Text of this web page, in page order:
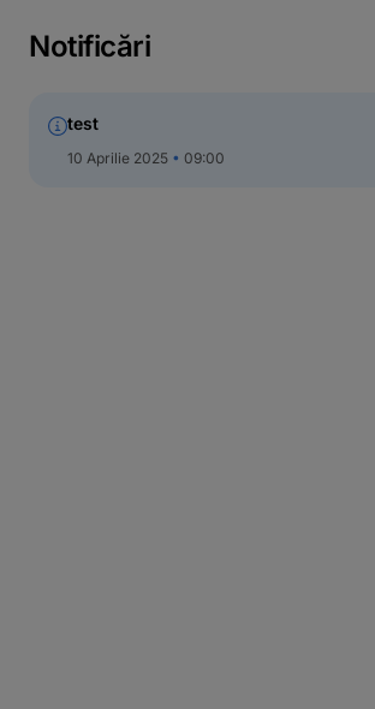
Notificări
test
10 Aprilie 2025 09:00